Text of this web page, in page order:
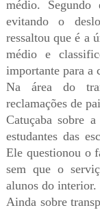
médio.
evitando o
ressaltou que é a
médio e
importante para a
Na área do
reclamações de
Catuçaba sobre
estudantes das
Ele questionou o
sem que o
alunos do interior.
Ainda sobre